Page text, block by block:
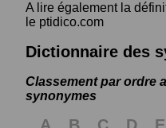
A lire également la
le ptidico.com
Dictionnaire des
Classement par ordre
synonymes